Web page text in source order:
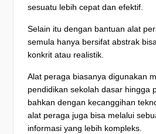
sesuatu lebih cepat dan efektif.
Selain itu dengan bantuan alat
semula hanya bersifat abstrak
konkrit atau realistik.
Alat peraga biasanya digunakan
pendidikan sekolah dasar hingga
bahkan dengan kecanggihan
alat peraga juga bisa melalui
informasi yang lebih kompleks.